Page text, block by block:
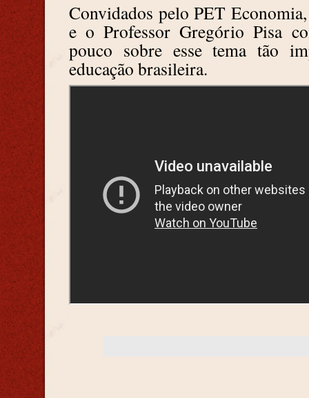
Convidados pelo PET
e o Professor Gregório Pisa
pouco sobre esse tema tão
educação brasileira.